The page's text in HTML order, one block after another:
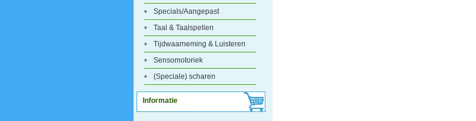
Specials/Aangepast
Taal & Taalspellen
Tijdwaarneming & Luisteren
Sensomotoriek
(Speciale) scharen
Informatie